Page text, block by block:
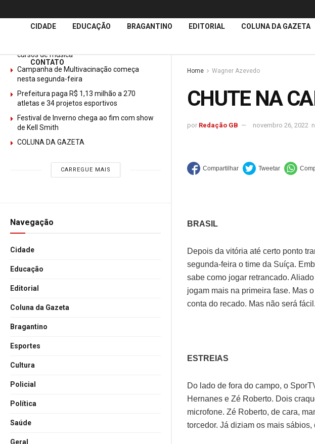
ÚltimasNotícias
cursos de música
Campanha de Multivacinação começa
nesta segunda-feira
Prefeitura paga R$ 1,13 milhão a 270
atletas e 34 projetos esportivos
Festival de Inverno chega ao fim com show
de Kell Smith
COLUNA DA GAZETA
CARREGUE MAIS
Navegação
Cidade
Educação
Editorial
Coluna da Gazeta
Bragantino
Esportes
Cultura
Policial
Política
Saúde
Geral
CIDADE EDUCAÇÃO BRAGANTINO EDITORIAL COLUNA DA GAZETA
CONTATO
Home Wagner Azevedo
CHUTE NA
por Redação GB novembro 26, 2022
BRASIL
Depois da vitória até certo ponto
segunda-feira o time da Suíça.
sabe como jogar retrancado.
jogam mais na primeira fase. Mas
conta do recado. Mas não será
ESTREIAS
Do lado de fora do campo, o
Hernanes e Zé Roberto. Dois
microfone. Zé Roberto, de cara,
torcedor. Já diziam os mais sábios,